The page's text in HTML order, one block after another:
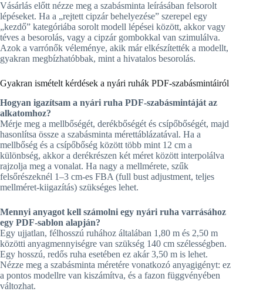
Vásárlás előtt nézze meg a szabásminta leírásában felsorolt
lépéseket. Ha a „rejtett cipzár behelyezése” szerepel egy
„kezdő” kategóriába sorolt modell lépései között, akkor vagy
téves a besorolás, vagy a cipzár gombokkal van szimulálva.
Azok a varrónők véleménye, akik már elkészítették a modellt,
gyakran megbízhatóbbak, mint a hivatalos besorolás.
Gyakran ismételt kérdések a nyári ruhák PDF-szabásmintáiról
Hogyan igazítsam a nyári ruha PDF-szabásmintáját az
alkatomhoz?
Mérje meg a mellbőségét, derékbőségét és csípőbőségét, majd
hasonlítsa össze a szabásminta mérettáblázatával. Ha a
mellbőség és a csípőbőség között több mint 12 cm a
különbség, akkor a derékrészen két méret között interpolálva
rajzolja meg a vonalat. Ha nagy a mellmérete, szűk
felsőrészeknél 1–3 cm-es FBA (full bust adjustment, teljes
mellméret-kiigazítás) szükséges lehet.
Mennyi anyagot kell számolni egy nyári ruha varrásához
egy PDF-sablon alapján?
Egy ujjatlan, félhosszú ruhához általában 1,80 m és 2,50 m
közötti anyagmennyiségre van szükség 140 cm szélességben.
Egy hosszú, redős ruha esetében ez akár 3,50 m is lehet.
Nézze meg a szabásminta méretére vonatkozó anyagigényt: ez
a pontos modellre van kiszámítva, és a fazon függvényében
változhat.